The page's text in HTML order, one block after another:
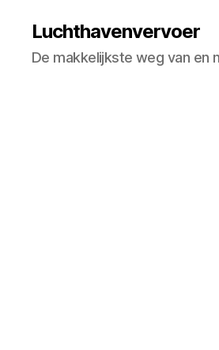
Luchthavenvervoer
De makkelijkste weg van en